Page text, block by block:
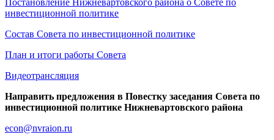
инвестиционной политике
Состав Совета по инвестиционной политике
План и итоги работы Совета
Видеотрансляция
Направить предложения в Повестку заседания Совета по
инвестиционной политике Нижневартовского района
econ@nvraion.ru